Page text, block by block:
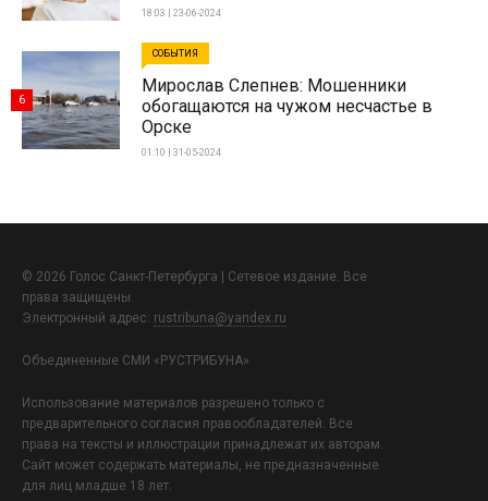
18:03 | 23-06-2024
СОБЫТИЯ
Мирослав Слепнев: Мошенники
обогащаются на чужом несчастье в
Орске
01:10 | 31-05-2024
6
© 2026 Голос Санкт-Петербурга | Сетевое издание. Все
права защищены.
Электронный адрес: rustribuna@yandex.ru
Объединенные СМИ «РУСТРИБУНА»
Использование материалов разрешено только с
предварительного согласия правообладателей. Все
права на тексты и иллюстрации принадлежат их авторам.
Сайт может содержать материалы, не предназначенные
для лиц младше 18 лет.